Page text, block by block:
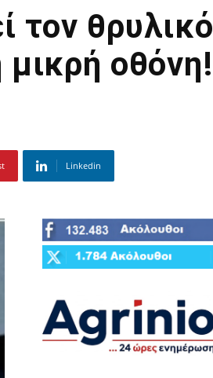
τον θρυλικό
οθόνη!
Linkedin